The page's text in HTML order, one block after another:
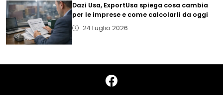
Dazi Usa, ExportUsa spiega cosa cambia
per le imprese e come calcolarli da oggi
24 Luglio 2026